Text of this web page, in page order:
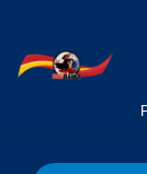
Saltar